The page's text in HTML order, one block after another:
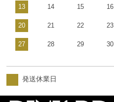
13 14 15 16
20 21 22 23
27 28 29 30
発送休業日